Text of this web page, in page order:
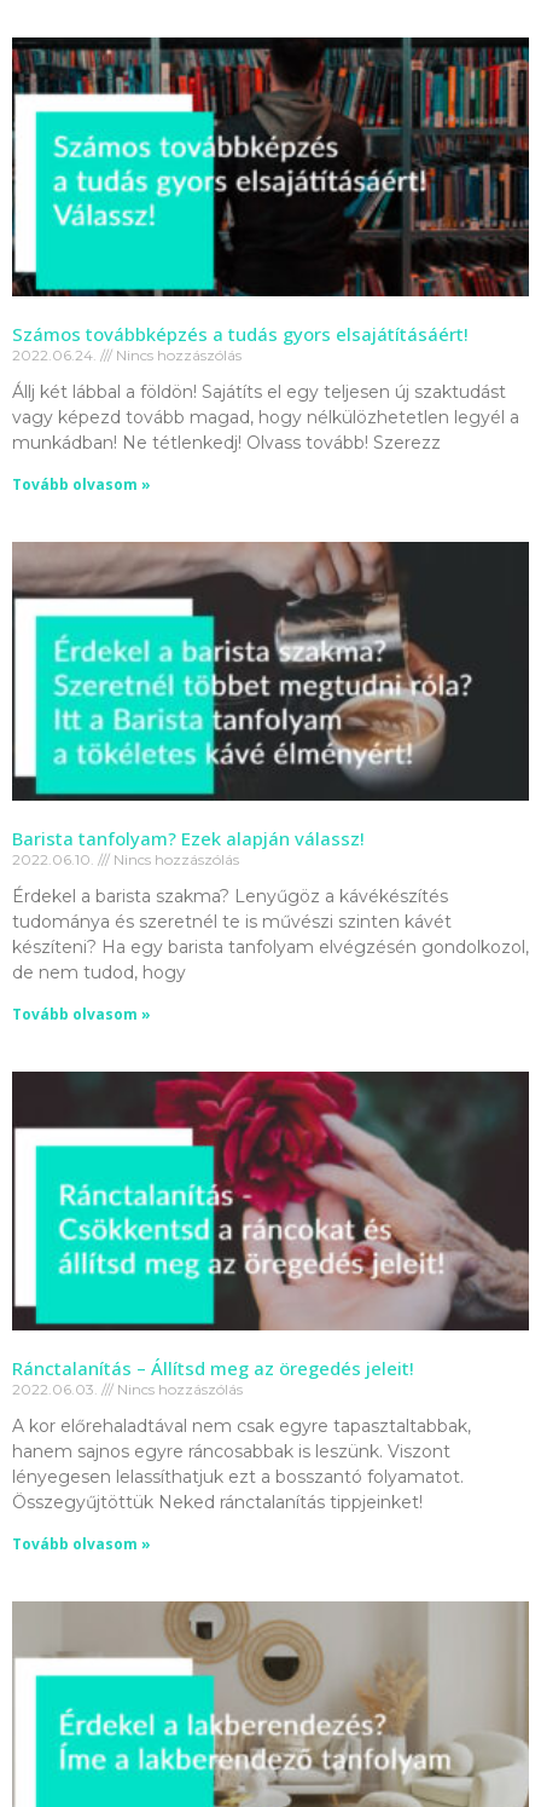
Számos továbbképzés a tudás gyors elsajátításáért!
2022.06.24. Nincs hozzászólás
Állj két lábbal a földön! Sajátíts el egy teljesen új szaktudást
vagy képezd tovább magad, hogy nélkülözhetetlen legyél a
munkádban! Ne tétlenkedj! Olvass tovább! Szerezz
Tovább olvasom »
Barista tanfolyam? Ezek alapján válassz!
2022.06.10. Nincs hozzászólás
Érdekel a barista szakma? Lenyűgöz a kávékészítés
tudománya és szeretnél te is művészi szinten kávét
készíteni? Ha egy barista tanfolyam elvégzésén gondolkozol,
de nem tudod, hogy
Tovább olvasom »
Ránctalanítás – Állítsd meg az öregedés jeleit!
2022.06.03. Nincs hozzászólás
A kor előrehaladtával nem csak egyre tapasztaltabbak,
hanem sajnos egyre ráncosabbak is leszünk. Viszont
lényegesen lelassíthatjuk ezt a bosszantó folyamatot.
Összegyűjtöttük Neked ránctalanítás tippjeinket!
Tovább olvasom »